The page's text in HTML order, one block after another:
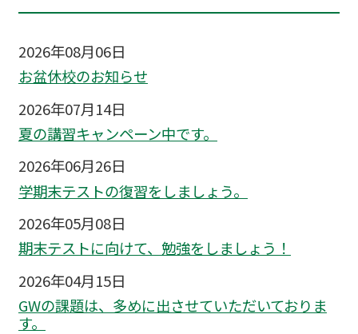
2026年08月06日
お盆休校のお知らせ
2026年07月14日
夏の講習キャンペーン中です。
2026年06月26日
学期末テストの復習をしましょう。
2026年05月08日
期末テストに向けて、勉強をしましょう！
2026年04月15日
GWの課題は、多めに出させていただいておりま
す。